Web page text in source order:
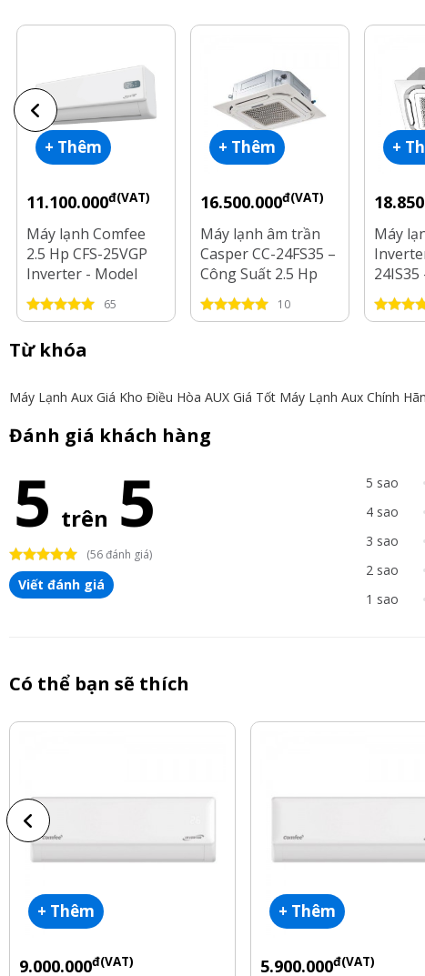
+ Thêm
11.100.000đ(VAT)
Máy lạnh Comfee
2.5 Hp CFS-25VGP
Inverter - Model
2025
65
+ Thêm
16.500.000đ(VAT)
Máy lạnh âm trần
Casper CC-24FS35 –
Công Suất 2.5 Hp
10
+
Máy
2.5 Hp
Từ khóa
Máy Lạnh Aux Giá Kho Điều Hòa AUX Giá Tốt Máy Lạnh Aux Chính
Đánh giá khách hàng
5 trên 5
(56 đánh giá)
Viết đánh giá
5 sao
4 sao
3 sao
2 sao
1 sao
Có thể bạn sẽ thích
+ Thêm
9.000.000đ(VAT)
+ Thêm
5.900.000đ(VAT)